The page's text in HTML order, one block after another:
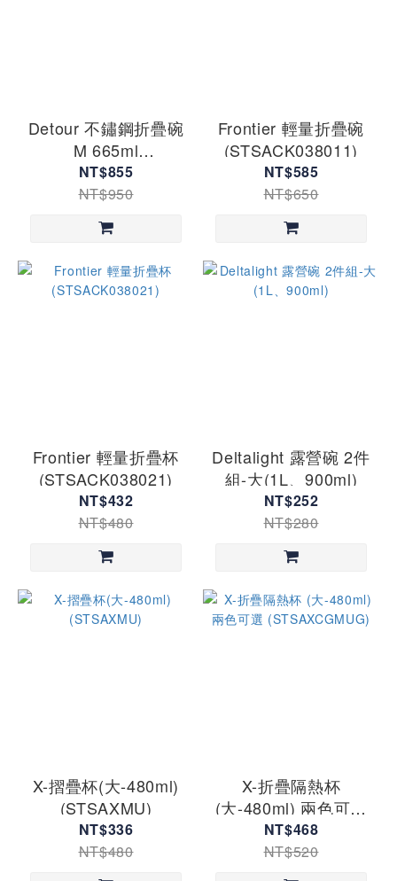
Detour 不鏽鋼折疊碗
M 665ml
(STSACK039011)
NT$855
NT$950
Frontier 輕量折疊碗
(STSACK038011)
NT$585
NT$650
Frontier 輕量折疊杯
(STSACK038021)
NT$432
NT$480
Deltalight 露營碗 2件
組-大(1L、900ml)
NT$252
NT$280
X-摺疊杯(大-480ml)
(STSAXMU)
NT$336
NT$480
X-折疊隔熱杯
(大-480ml) 兩色可選
(STSAXCGMUG)
NT$468
NT$520